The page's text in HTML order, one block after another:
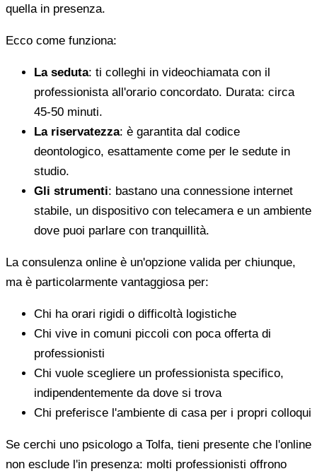
quella in presenza.
Ecco come funziona:
La seduta: ti colleghi in videochiamata con il
professionista all'orario concordato. Durata: circa
45-50 minuti.
La riservatezza: è garantita dal codice
deontologico, esattamente come per le sedute in
studio.
Gli strumenti: bastano una connessione internet
stabile, un dispositivo con telecamera e un ambiente
dove puoi parlare con tranquillità.
La consulenza online è un'opzione valida per chiunque,
ma è particolarmente vantaggiosa per:
Chi ha orari rigidi o difficoltà logistiche
Chi vive in comuni piccoli con poca offerta di
professionisti
Chi vuole scegliere un professionista specifico,
indipendentemente da dove si trova
Chi preferisce l'ambiente di casa per i propri colloqui
Se cerchi uno psicologo a Tolfa, tieni presente che l'online
non esclude l'in presenza: molti professionisti offrono